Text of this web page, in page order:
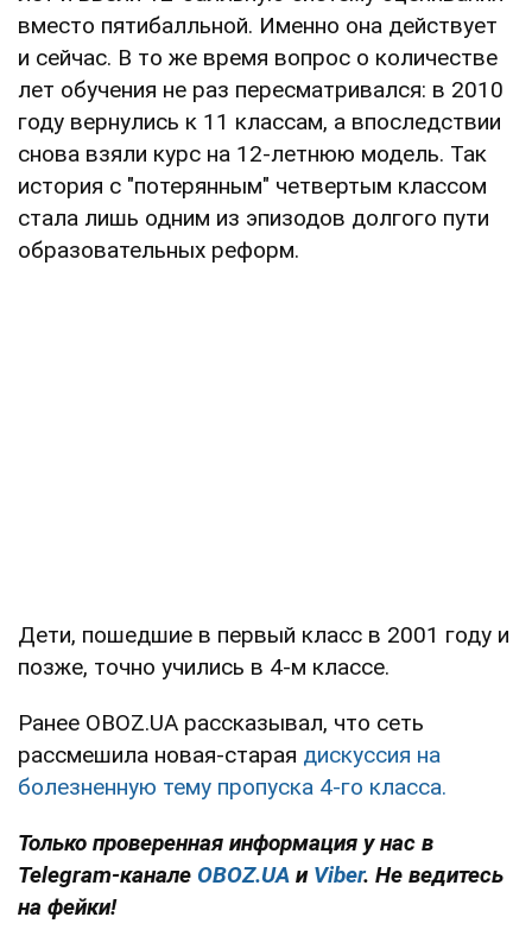
вместо пятибалльной. Именно она действует
и сейчас. В то же время вопрос о количестве
лет обучения не раз пересматривался: в 2010
году вернулись к 11 классам, а впоследствии
снова взяли курс на 12-летнюю модель. Так
история с "потерянным" четвертым классом
стала лишь одним из эпизодов долгого пути
образовательных реформ.
Дети, пошедшие в первый класс в 2001 году и
позже, точно учились в 4-м классе.
Ранее OBOZ.UA рассказывал, что сеть
рассмешила новая-старая дискуссия на
болезненную тему пропуска 4-го класса.
Только проверенная информация у нас в
Telegram-канале OBOZ.UA и Viber. Не ведитесь
на фейки!